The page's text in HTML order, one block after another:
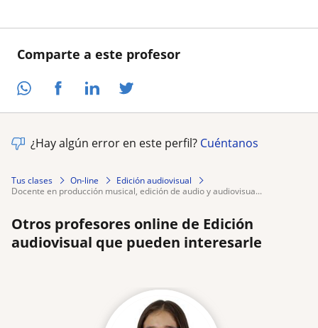
Comparte a este profesor
¿Hay algún error en este perfil? Cuéntanos
Tus clases On-line
Edición audiovisual
docente en producción musical, edición de audio y audiovisua...
Otros profesores online de Edición
audiovisual que pueden interesarle